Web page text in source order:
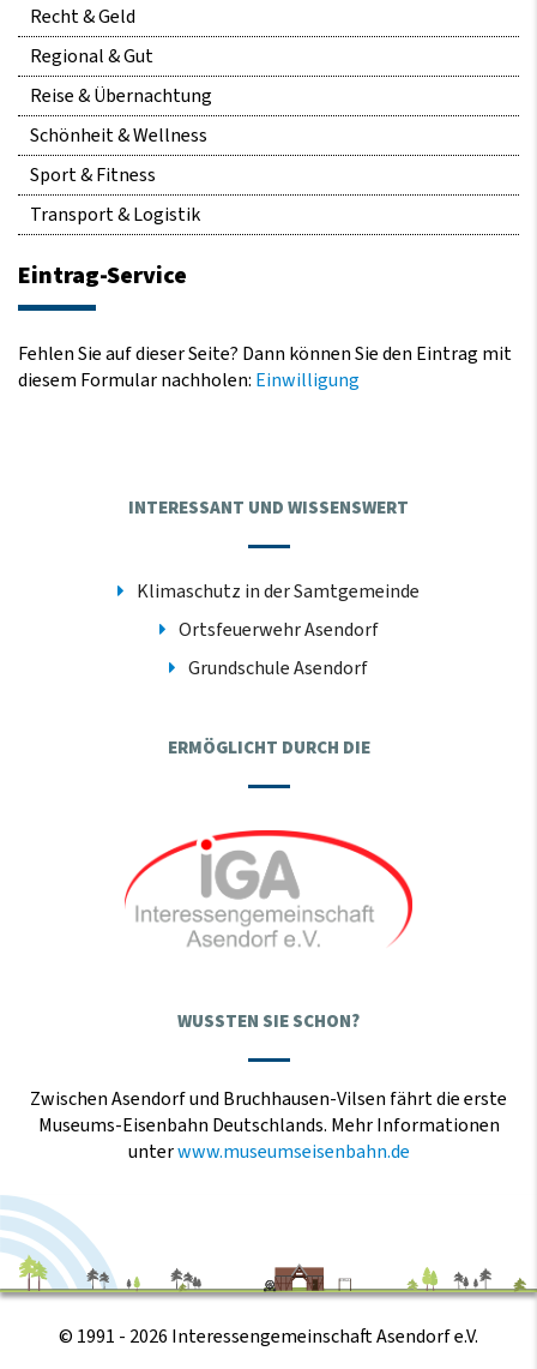
Recht & Geld
Regional & Gut
Reise & Übernachtung
Schönheit & Wellness
Sport & Fitness
Transport & Logistik
Eintrag-Service
Fehlen Sie auf dieser Seite? Dann können Sie den Eintrag mit
diesem Formular nachholen: Einwilligung
INTERESSANT UND WISSENSWERT
Klimaschutz in der Samtgemeinde
Ortsfeuerwehr Asendorf
Grundschule Asendorf
ERMÖGLICHT DURCH DIE
WUSSTEN SIE SCHON?
Zwischen Asendorf und Bruchhausen-Vilsen fährt die erste
Museums-Eisenbahn Deutschlands. Mehr Informationen
unterwww.museumseisenbahn.de
© 1991 - 2026 Interessengemeinschaft Asendorf e.V.